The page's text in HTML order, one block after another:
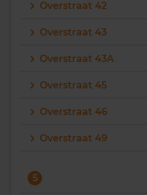
Overstraat 42
Overstraat 43
Overstraat 43A
Overstraat 45
Overstraat 46
Overstraat 49
5